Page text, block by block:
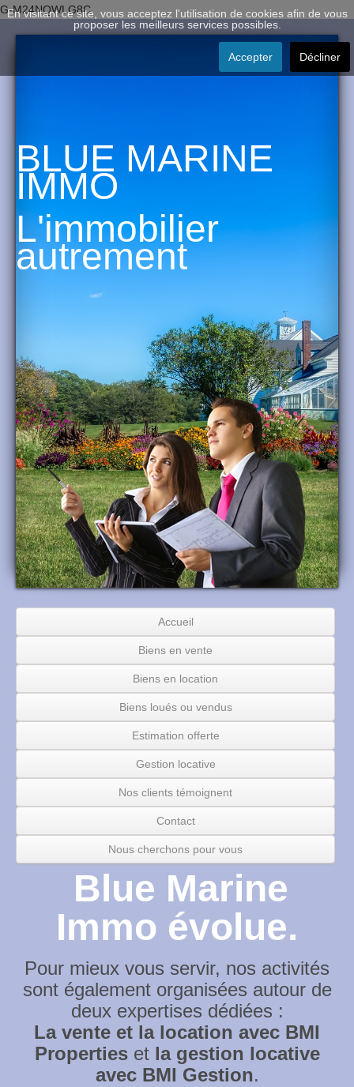
G-M24NQWLG8C
BLUE MARINE
IMMO
L'immobilier
autrement
Accueil
Biens en vente
Biens en location
Biens loués ou vendus
Estimation offerte
Gestion locative
Nos clients témoignent
Contact
Nous cherchons pour vous
Blue Marine
Immo évolue.
Pour mieux vous servir, nos activités
sont également organisées autour de
deux expertises dédiées :
La vente et la location avec BMI
Propertieset la gestion locative
avec BMI Gestion.
En visitant ce site, vous acceptez l'utilisation de cookies afin de vous
proposer les meilleurs services possibles.
Accepter Décliner